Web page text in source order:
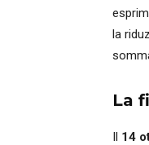
la
La
Il 14